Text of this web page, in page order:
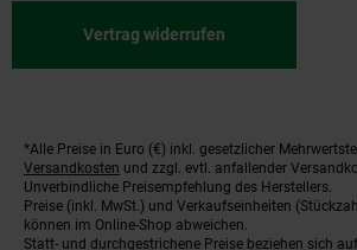
Vertrag widerrufen
Fußnoten
*Alle Preise in Euro (€) inkl. gesetzlicher
Versandkosten und zzgl. evtl. anfallender
Unverbindliche Preisempfehlung des Herstellers.
Preise (inkl. MwSt.) und Verkaufseinheiten
können im Online-Shop abweichen.
Statt- und durchgestrichene Preise beziehen sich